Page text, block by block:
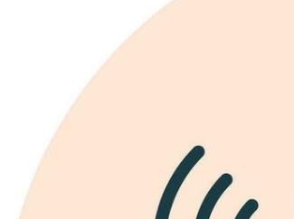
Motion graphics
Images Éditoriales
Événements Éditoriaux